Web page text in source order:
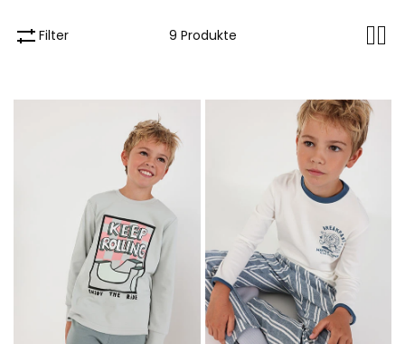
Filter 9 Produkte